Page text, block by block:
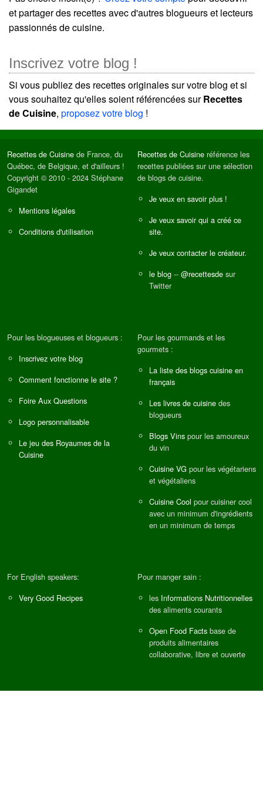
et partager des recettes avec d'autres blogueurs et lecteurs
passionnés de cuisine.
Inscrivez votre blog !
Si vous publiez des recettes originales sur votre blog et si
vous souhaitez qu'elles soient référencées surRecettes
de Cuisine, proposez votre blog !
Recettes de Cuisine de France, du
Québec, de Belgique, et d'ailleurs !
Copyright © 2010 - 2024 Stéphane
Gigandet
Mentions légales
Conditions d'utilisation
Recettes de Cuisine référence les
recettes publiées sur une sélection
de blogs de cuisine.
Je veux en savoir plus !
Je veux savoir qui a créé ce
site.
Je veux contacter le créateur.
le blog -- @recettesde sur
Twitter
Pour les blogueuses et blogueurs :
Inscrivez votre blog
Comment fonctionne le site ?
Foire Aux Questions
Logo personnalisable
Le jeu des Royaumes de la
Cuisine
Pour les gourmands et les
gourmets :
La liste des blogs cuisine en
français
Les livres de cuisine des
blogueurs
Blogs Vins pour les amoureux
du vin
Cuisine VG pour les végétariens
et végétaliens
Cuisine Cool pour cuisiner cool
avec un minimum d'ingrédients
en un minimum de temps
For English speakers:
Very Good Recipes
Pour manger sain :
les Informations Nutritionnelles
des aliments courants
Open Food Facts base de
produits alimentaires
collaborative, libre et ouverte